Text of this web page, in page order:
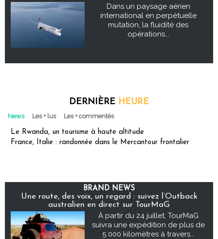
Dans un paysage aérien
international en perpétuelle
mutation, la fluidité des
opérations...
DERNIÈRE HEURE
News Les + lus Les + commentés
Le Rwanda, un tourisme à haute altitude
France, Italie : randonnée dans le Mercantour frontalier
BRAND NEWS
Une route, des voix, un regard : suivez l’Outback
australien en direct sur TourMaG
À partir du 24 juillet, TourMaG
suivra une expédition de plus de
5 000 kilomètres à travers...